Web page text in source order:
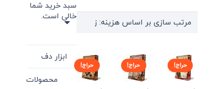
price:
low
حراج! حراج! حراج!
سبد خرید شما
خالی است.
ابزار دف
محصولات